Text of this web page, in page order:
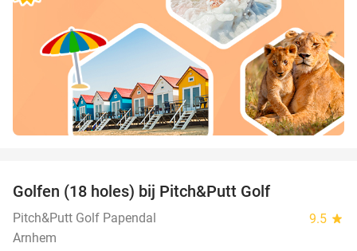
Golfen (18 holes) bij Pitch&Putt Golf
Pitch&Putt Golf Papendal 9.5 star
Arnhem